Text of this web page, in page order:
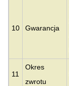
10 Gwarancja
11
Okres
zwrotu